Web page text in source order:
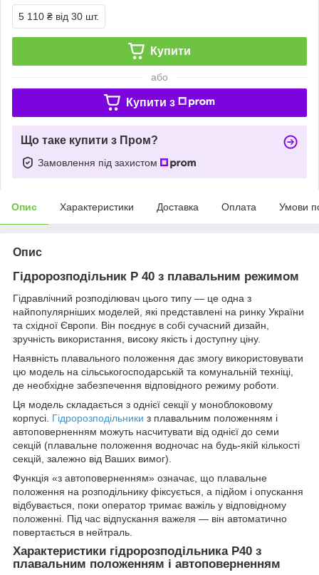
5 110 ₴ від 30 шт.
Купити
або
Купити з
Що таке купити з Пром?
Замовлення під захистом
Опис Характеристики Доставка Оплата Умови
Опис
Гідророзподільник Р 40 з плавальним режимом
Гідравлічний розподілювач цього типу — це одна з
найпопулярніших моделей, які представлені на ринку України
та східної Європи. Він поєднує в собі сучасний дизайн,
зручність використання, високу якість і доступну ціну.
Наявність плавального положення дає змогу використовувати
цю модель на сільськогосподарській та комунальній техніці,
де необхідне забезпечення відповідного режиму роботи.
Ця модель складається з однієї секції у моноблоковому
корпусі. Гідророзподільники з плавальним положенням і
автоповерненням можуть насчитувати від однієї до семи
секцій (плавальне положення водночас на будь-якій кількості
секцій, залежно від Ваших вимог).
Функція «з автоповерненням» означає, що плавальне
положення на розподільнику фіксується, а підйом і опускання
відбувається, поки оператор тримає важіль у відповідному
положенні. Під час відпускання важеля — він автоматично
повертається в нейтраль.
Характеристики гідророзподільника Р40 з
плавальним положенням і автоповерненням